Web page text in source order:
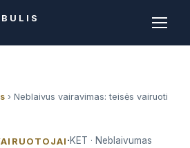
› Neblaivus vairavimas: teisės vairuoti
·KET · Neblaivumas